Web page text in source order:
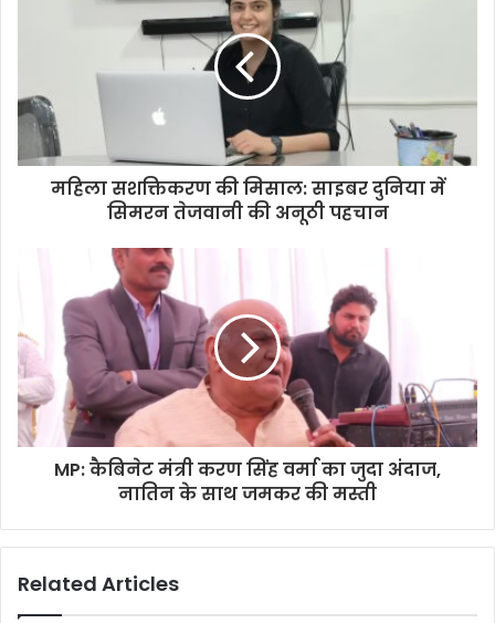
महिला सशक्तिकरण की मिसाल: साइबर दुनिया में
सिमरन तेजवानी की अनूठी पहचान
MP: कैबिनेट मंत्री करण सिंह वर्मा का जुदा अंदाज,
नातिन के साथ जमकर की मस्ती
Related Articles